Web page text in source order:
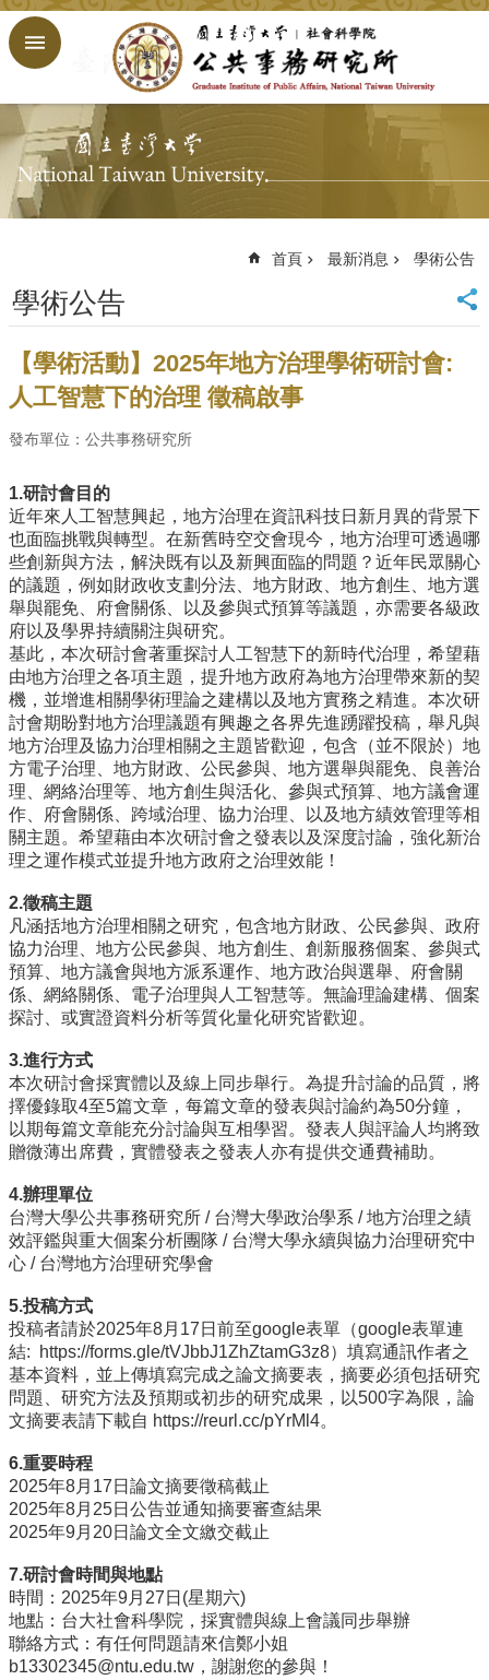
跳到主要內容區塊
搜
尋
回
首
頁
頁
站
導
覽
English
事
所
簡
介
公
事
所
成
員
學
生
事
務
論
文
口
試
專
區
招
生
專
區
學
術
研
究
聯
絡
資
訊
最
新
消
息
首頁 最新消息 學術公告
學術公告
【學術活動】2025年地方治理學術研討會:
人工智慧下的治理 徵稿啟事
發布單位：公共事務研究所
1.研討會目的
近年來人工智慧興起，地方治理在資訊科技日新月異的背景下
也面臨挑戰與轉型。在新舊時空交會現今，地方治理可透過哪
些創新與方法，解決既有以及新興面臨的問題？近年民眾關心
的議題，例如財政收支劃分法、地方財政、地方創生、地方選
舉與罷免、府會關係、以及參與式預算等議題，亦需要各級政
府以及學界持續關注與研究。
基此，本次研討會著重探討人工智慧下的新時代治理，希望藉
由地方治理之各項主題，提升地方政府為地方治理帶來新的契
機，並增進相關學術理論之建構以及地方實務之精進。本次研
討會期盼對地方治理議題有興趣之各界先進踴躍投稿，舉凡與
地方治理及協力治理相關之主題皆歡迎，包含（並不限於）地
方電子治理、地方財政、公民參與、地方選舉與罷免、良善治
理、網絡治理等、地方創生與活化、參與式預算、地方議會運
作、府會關係、跨域治理、協力治理、以及地方績效管理等相
關主題。希望藉由本次研討會之發表以及深度討論，強化新治
理之運作模式並提升地方政府之治理效能！
2.徵稿主題
凡涵括地方治理相關之研究，包含地方財政、公民參與、政府
協力治理、地方公民參與、地方創生、創新服務個案、參與式
預算、地方議會與地方派系運作、地方政治與選舉、府會關
係、網絡關係、電子治理與人工智慧等。無論理論建構、個案
探討、或實證資料分析等質化量化研究皆歡迎。
3.進行方式
本次研討會採實體以及線上同步舉行。為提升討論的品質，將
擇優錄取4至5篇文章，每篇文章的發表與討論約為50分鐘，
以期每篇文章能充分討論與互相學習。發表人與評論人均將致
贈微薄出席費，實體發表之發表人亦有提供交通費補助。
4.辦理單位
台灣大學公共事務研究所 / 台灣大學政治學系 / 地方治理之績
效評鑑與重大個案分析團隊 / 台灣大學永續與協力治理研究中
心 / 台灣地方治理研究學會
5.投稿方式
投稿者請於2025年8月17日前至google表單（google表單連
結:
https://forms.gle/tVJbbJ1ZhZtamG3z8）填寫通訊作者之
基本資料，並上傳填寫完成之論文摘要表，摘要必須包括研究
問題、研究方法及預期或初步的研究成果，以500字為限，論
文摘要表請下載自 https://reurl.cc/pYrMl4。
6.重要時程
2025年8月17日論文摘要徵稿截止
2025年8月25日公告並通知摘要審查結果
2025年9月20日論文全文繳交截止
7.研討會時間與地點
時間：2025年9月27日(星期六)
地點：台大社會科學院，採實體與線上會議同步舉辦
聯絡方式：有任何問題請來信鄭小姐
b13302345@ntu.edu.tw，謝謝您的參與！